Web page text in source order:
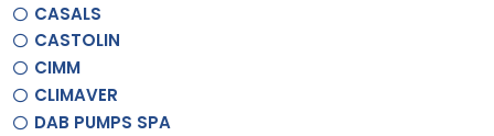
CASALS
CASTOLIN
CIMM
CLIMAVER
DAB PUMPS SPA